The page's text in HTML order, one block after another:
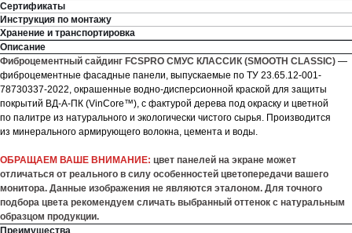
Сертификаты
Инструкция по монтажу
Хранение и транспортировка
Описание
Фиброцементный сайдинг FCSPRO СМУС КЛАССИК (SMOOTH CLASSIC) —
фиброцементные фасадные панели, выпускаемые по ТУ 23.65.12-001-
78730337-2022, окрашенные водно-дисперсионной краской для защиты
покрытий ВД-А-ПК (VinCore™), с фактурой дерева под окраску и цветной
по палитре из натурального и экологически чистого сырья. Производится
из минерального армирующего волокна, цемента и воды.
ОБРАЩАЕМ ВАШЕ ВНИМАНИЕ: цвет панелей на экране может
отличаться от реального в силу особенностей цветопередачи вашего
монитора. Данные изображения не являются эталоном. Для точного
подбора цвета рекомендуем сличать выбранный оттенок с натуральным
образцом продукции.
Преимущества